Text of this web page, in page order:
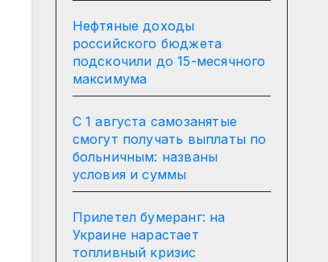
Нефтяные доходы
российского бюджета
подскочили до 15-месячного
максимума
С 1 августа самозанятые
смогут получать выплаты по
больничным: названы
условия и суммы
Прилетел бумеранг: на
Украине нарастает
топливный кризис